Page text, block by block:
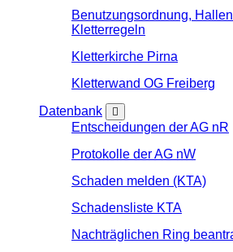
Benutzungsordnung,
Kletterregeln
Kletterkirche Pirna
Kletterwand OG Freiberg
Datenbank
Entscheidungen der AG nR
Protokolle der AG nW
Schaden melden (KTA)
Schadensliste KTA
Nachträglichen Ring